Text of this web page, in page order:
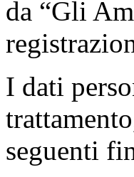
da “Gli
I dati
seguenti